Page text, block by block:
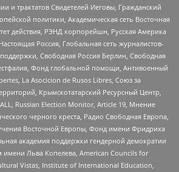
и трактатов Свидетелей Иеговы, Гражданский
политики, Академическая сеть Восточная
действия, РЭНД корпорейшн, Русская Америка
Россия, Глобальная сеть журналистов-
Свободная Россия Берлин, Свободная
Фонд глобальной помощи, Антивоенный
La Asocicion de Rusos Libres, Союз за
Крымскотатарский Ресурсный Центр,
Russian Election Monitor, Article 19, Мнение
черного креста, Радио Свободная Европа,
Восточной Европы, Фонд имени Фридриха
академия поддержки гендерной демократии
Льва Копелева, American Councils for
Vistas, Institute of International Education,